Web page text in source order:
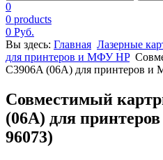
0
0 products
0 Руб.
Вы здесь: Главная Лазерные
для принтеров и МФУ HP
C3906A (06A) для принтеров
Совместимый
(06A) для
96073)